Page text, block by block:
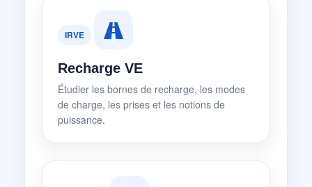
IRVE
Recharge VE
Étudier les bornes de recharge, les modes
de charge, les prises et les notions de
puissance.